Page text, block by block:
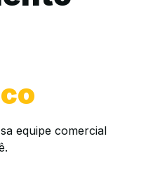
equipe comercial